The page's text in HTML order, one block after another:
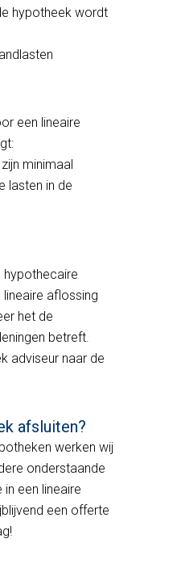
hypotheek wordt
een lineaire
minimaal
lasten in de
hypothecaire
lineaire aflossing
het de
betreft.
adviseur naar de
afsluiten?
werken wij
onderstaande
een lineaire
een offerte